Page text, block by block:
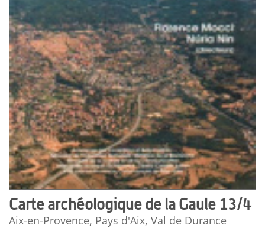
Carte archéologique de la Gaule 13/4
Aix-en-Provence, Pays d'Aix, Val de Durance